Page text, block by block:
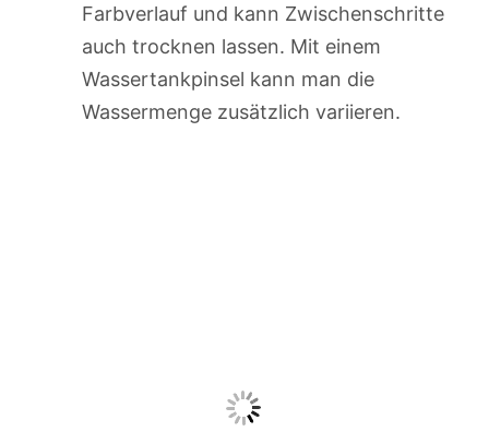
Farbverlauf und kann Zwischenschritte
auch trocknen lassen. Mit einem
Wassertankpinsel kann man die
Wassermenge zusätzlich variieren.